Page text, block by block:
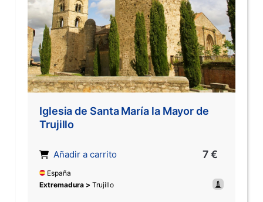
Iglesia de Santa María la Mayor de
Trujillo
Añadir a carrito 7 €
España
Extremadura > Trujillo